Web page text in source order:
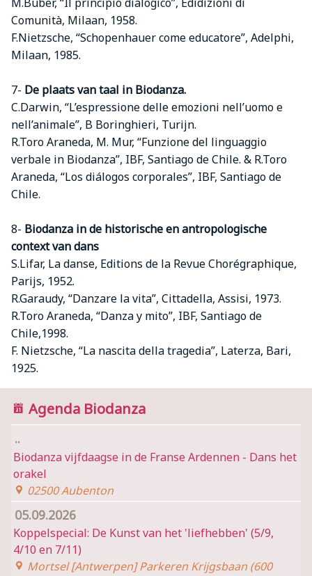
Comunità, Milaan, 1958.
F.Nietzsche, “Schopenhauer come educatore”, Adelphi,
Milaan, 1985.
7- De plaats van taal in Biodanza.
C.Darwin, “L’espressione delle emozioni nell’uomo e
nell’animale”, B Boringhieri, Turijn.
R.Toro Araneda, M. Mur, “Funzione del linguaggio
verbale in Biodanza”, IBF, Santiago de Chile. & R.Toro
Araneda, “Los diálogos corporales”, IBF, Santiago de
Chile.
8- Biodanza in de historische en antropologische
context van dans
S.Lifar, La danse, Editions de la Revue Chorégraphique,
Parijs, 1952.
R.Garaudy, “Danzare la vita”, Cittadella, Assisi, 1973.
R.Toro Araneda, “Danza y mito”, IBF, Santiago de
Chile,1998.
F. Nietzsche, “La nascita della tragedia”, Laterza, Bari,
1925.
Agenda Biodanza
..
Biodanza vijfdaagse in de Franse Ardennen - Dans het
orakel
02500 Aubenton
05.09.2026
Koppelspecial: De Kunst van het 'liefhebben' (5/9,
4/10 en 7/11)
Mortsel [Antwerpen] Parkeren Krijgsbaan (600